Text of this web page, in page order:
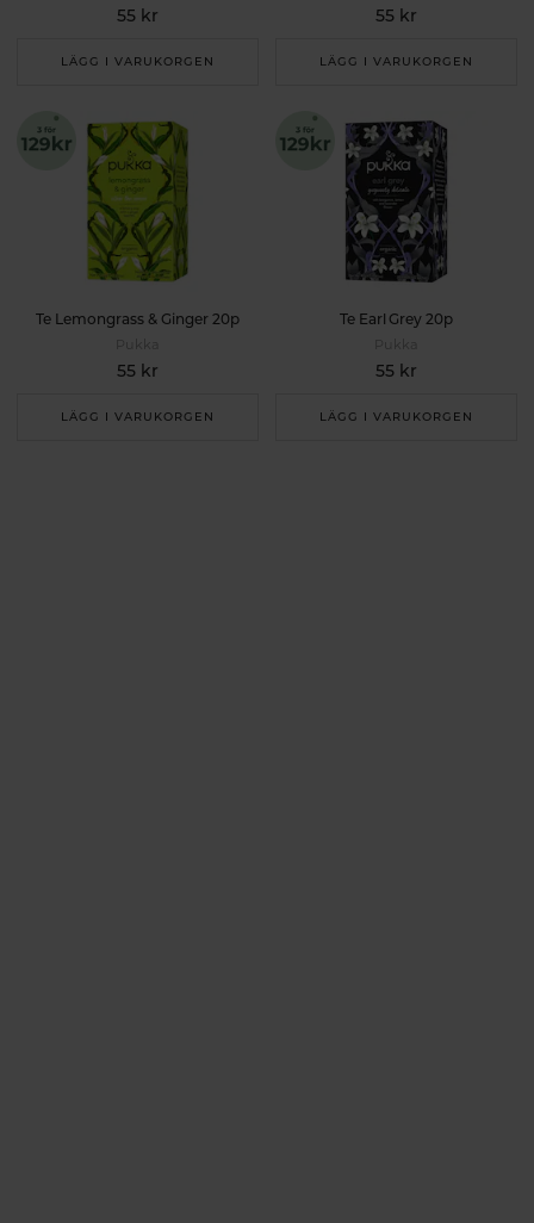
55 kr
LÄGG I VARUKORGEN
55 kr
LÄGG I VARUKORGEN
Te Lemongrass & Ginger 20p
Pukka
55 kr
LÄGG I VARUKORGEN
Te Earl Grey 20p
Pukka
55 kr
LÄGG I VARUKORGEN